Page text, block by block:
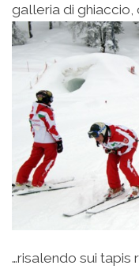
galleria di ghiaccio,
…risalendo sui tapis